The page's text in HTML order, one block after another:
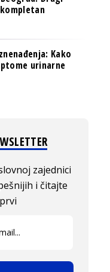
Kako
urinarne
zajednici
i čitajte